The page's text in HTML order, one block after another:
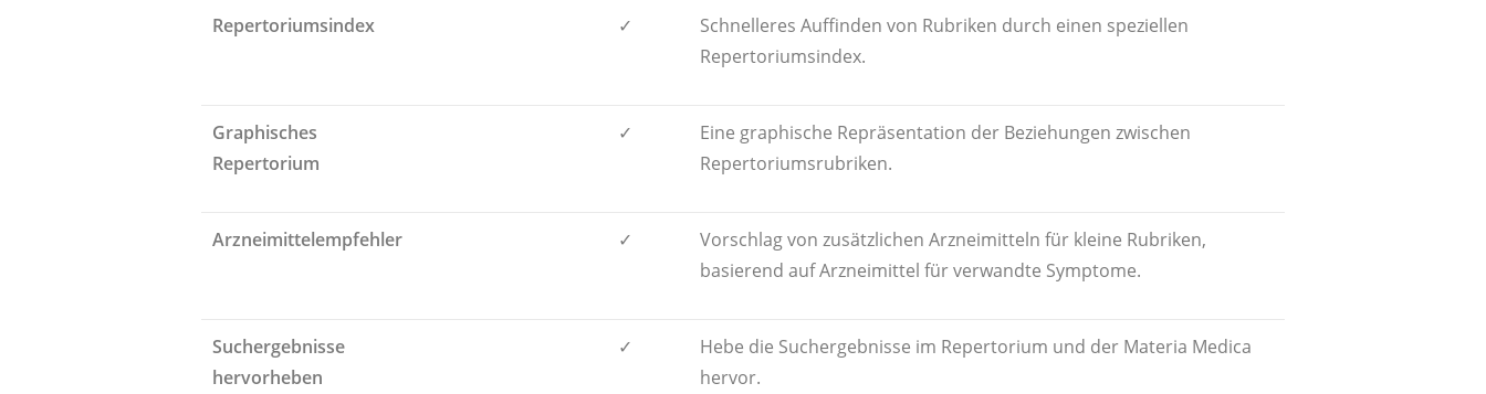
Repertoriumsindex ✓
Schnelleres Auffinden von Rubriken durch einen speziellen
Repertoriumsindex.
Graphisches
Repertorium
✓
Eine graphische Repräsentation der Beziehungen zwischen
Repertoriumsrubriken.
Arzneimittelempfehler ✓
Vorschlag von zusätzlichen Arzneimitteln für kleine Rubriken,
basierend auf Arzneimittel für verwandte Symptome.
Suchergebnisse
hervorheben
✓
Hebe die Suchergebnisse im Repertorium und der Materia Medica
hervor.